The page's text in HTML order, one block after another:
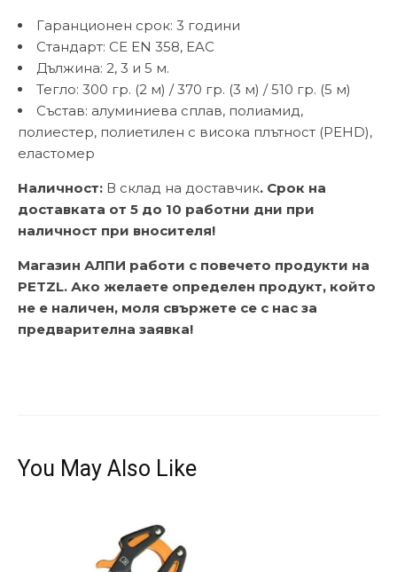
Гаранционен срок: 3 години
Стандарт: CE EN 358, EAC
Дължина: 2, 3 и 5 м.
Тегло: 300 гр. (2 м) / 370 гр. (3 м) / 510 гр. (5 м)
Състав: алуминиева сплав, полиамид,
полиестер, полиетилен с висока плътност (PEHD),
еластомер
Наличност: В склад на доставчик. Срок на
доставката от 5 до 10 работни дни при
наличност при вносителя!
Магазин АЛПИ работи с повечето продукти на
PETZL. Ако желаете определен продукт, който
не е наличен, моля свържете се с нас за
предварителна заявка!
You May Also Like